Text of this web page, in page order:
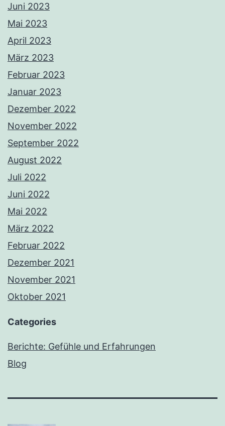
Juni 2023
Mai 2023
April 2023
März 2023
Februar 2023
Januar 2023
Dezember 2022
November 2022
September 2022
August 2022
Juli 2022
Juni 2022
Mai 2022
März 2022
Februar 2022
Dezember 2021
November 2021
Oktober 2021
Categories
Berichte: Gefühle und Erfahrungen
Blog